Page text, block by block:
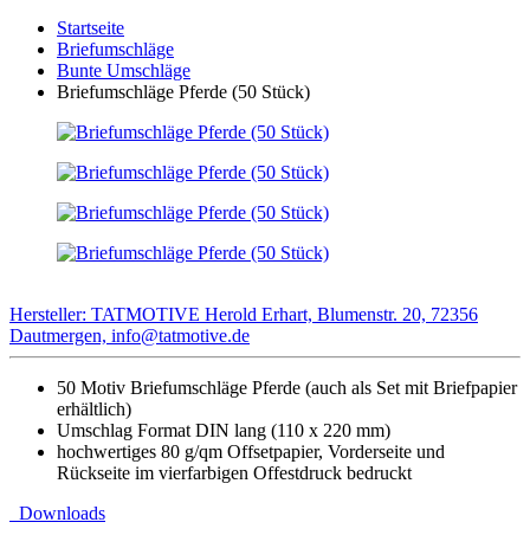
Startseite
Briefumschläge
Bunte Umschläge
Briefumschläge Pferde (50 Stück)
Hersteller: TATMOTIVE Herold Erhart, Blumenstr. 20, 72356
Dautmergen, info@tatmotive.de
50 Motiv Briefumschläge Pferde (auch als Set mit Briefpapier
erhältlich)
Umschlag Format DIN lang (110 x 220 mm)
hochwertiges 80 g/qm Offsetpapier, Vorderseite und
Rückseite im vierfarbigen Offestdruck bedruckt
Downloads